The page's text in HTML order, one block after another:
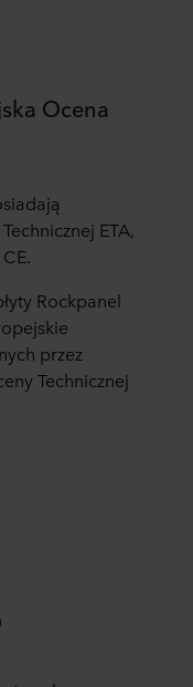
Ocena
ETA,
Rockpanel
przez
Technicznej